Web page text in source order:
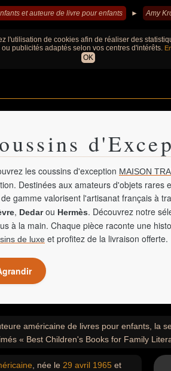
et auteure de livre pour enfants ► Amy
l'utilisation de cookies afin de réaliser des
publicités adaptés selon vos centres d'intérêts.
OK
les coussins d'exception MAISON
Destinées aux amateurs d'objets rares
gamme valorisent l'artisanat français à
, Dedarou Hermès. Découvrez notre
à la main. Chaque pièce raconte une
de luxe et profitez de la livraison offerte.
américaine de livres pour enfants, la
« Best Children's Books for Family
Life » (Encyclopédie d'une vie ordinaire).
, née le 29 avril 1965 et